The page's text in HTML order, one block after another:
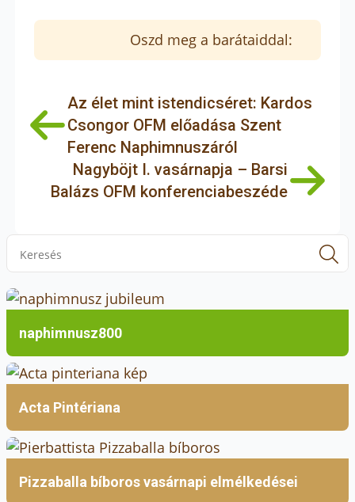
Oszd meg a barátaiddal:
Az élet mint istendicséret: Kardos
Csongor OFM előadása Szent
Ferenc Naphimnuszáról
Nagyböjt I. vasárnapja – Barsi
Balázs OFM konferenciabeszéde
naphimnusz800
Acta Pintériana
Pizzaballa bíboros vasárnapi elmélkedései